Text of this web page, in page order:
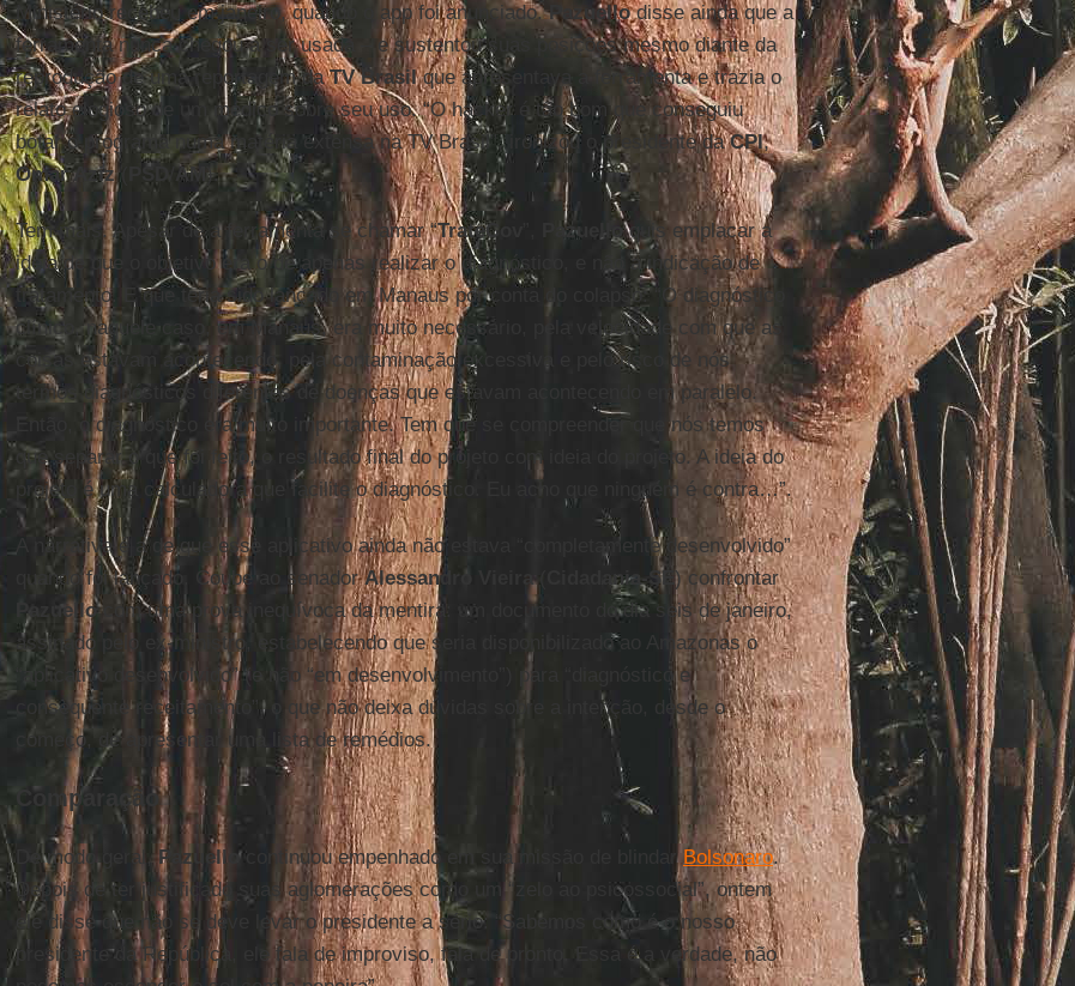
Ministério recebeu em janeiro, quando o app foi anunciado.Pazuellodisse ainda que a
ferramenta nunca chegou a ser usada – e sustentou suas posições mesmo diante da
reprodução de uma reportagem daTV Brasilque apresentava a ferramenta e trazia o
relato elogioso de um médico sobre seu uso. “O hacker é tão bom que conseguiu
botar o programa numa matéria extensa na TV Brasil”, ironizou o presidente daCPI,
Omar Aziz( PSD AM ).
Tem mais. Apesar de a ferramenta se chamar “TrateCov Pazuelloquis emplacar a
ideia de que o objetivo era o de apenas realizar o diagnóstico, e não a indicação de
tratamento. E que teria sido lançado em Manaus por conta do colapso: “O diagnóstico
clínico, naquele caso, em Manaus, era muito necessário, pela velocidade com que as
coisas estavam acontecendo, pela contaminação excessiva e pelo risco de nós
termos diagnósticos diferentes de doenças que estavam acontecendo em paralelo.
Então, o diagnóstico era muito importante. Tem que se compreender que nós temos
que separar o que foi feito, o resultado final do projeto com ideia do projeto. A ideia do
projeto é uma calculadora que facilite o diagnóstico. Eu acho que ninguém é contra…”.
A narrativa é a de que esse aplicativo ainda não estava “completamente desenvolvido”
quando foi lançado. Coube ao senadorAlessandro Vieira ( Cidadania-SE ) confrontar
Pazuellocom uma prova inequívoca da mentira: um documento do dia seis de janeiro,
assinado pelo ex-ministro, estabelecendo que seria disponibilizado ao Amazonas o
“aplicativo desenvolvido” (e não “em desenvolvimento”) para “diagnóstico e
consequente receitamento”, o que não deixa dúvidas sobre a intenção, desde o
começo, de apresentar uma lista de remédios.
Comparação
De modo geral, Pazuellocontinuou empenhado em sua missão de blindarBolsonaro.
Depois de ter justificado suas aglomerações como um “zelo ao psicossocial”, ontem
ele disse que não se deve levar o presidente a sério: “Sabemos como é o nosso
presidente da República, ele fala de improviso, fala de pronto. Essa é a verdade, não